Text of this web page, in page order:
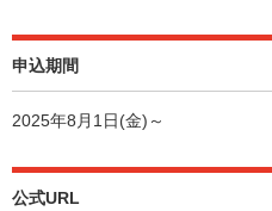
申込期間
2025年8月1日(金)～
公式URL